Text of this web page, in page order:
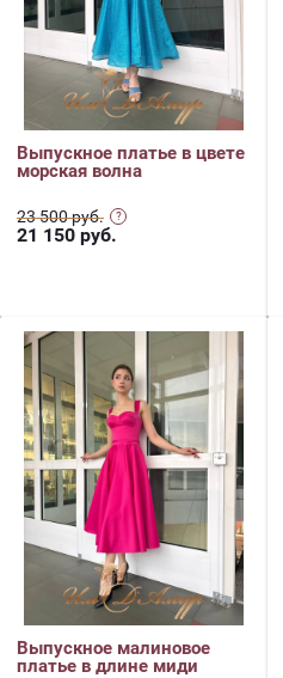
Выпускное платье в цвете
морская волна
23 500 руб.
21 150 руб.
Выпускное малиновое
платье в длине миди